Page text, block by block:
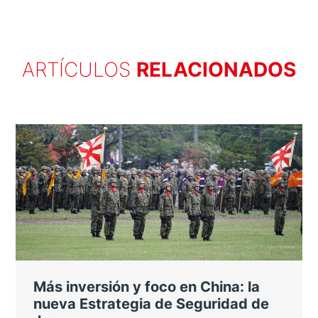
ARTÍCULOS RELACIONADOS
Más inversión y foco en China: la
nueva Estrategia de Seguridad de